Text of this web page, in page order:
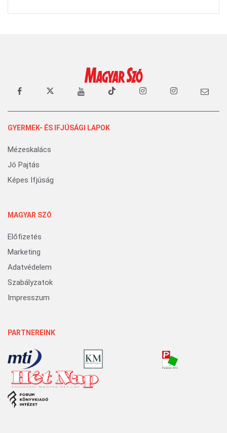
GYERMEK- ÉS IFJÚSÁGI LAPOK
Mézeskalács
Jó Pajtás
Képes Ifjúság
MAGYAR SZÓ
Előfizetés
Marketing
Adatvédelem
Szabályzatok
Impresszum
PARTNEREINK